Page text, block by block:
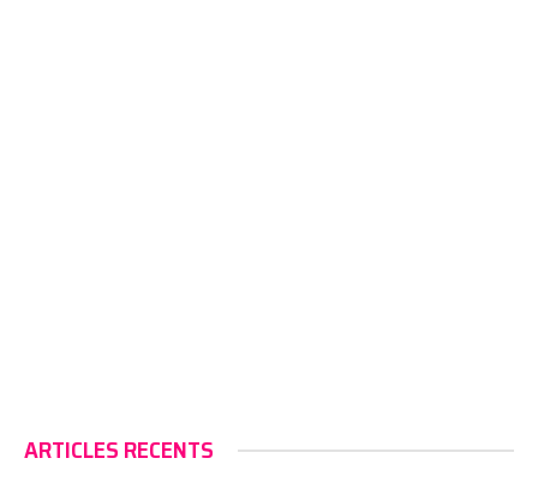
ARTICLES RECENTS